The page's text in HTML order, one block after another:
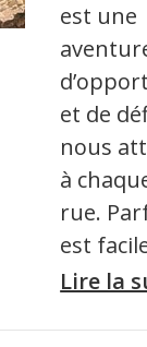
est une
et de
nous
à
rue.
est
Lire la